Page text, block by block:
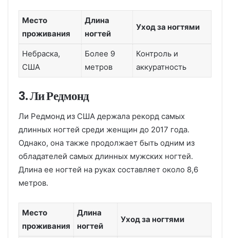
Место
проживания
Длина
ногтей
Уход за ногтями
Небраска,
США
Более 9
метров
Контроль и
аккуратность
3. Ли Редмонд
Ли Редмонд из США держала рекорд самых
длинных ногтей среди женщин до 2017 года.
Однако, она также продолжает быть одним из
обладателей самых длинных мужских ногтей.
Длина ее ногтей на руках составляет около 8,6
метров.
Место
проживания
Длина
ногтей
Уход за ногтями